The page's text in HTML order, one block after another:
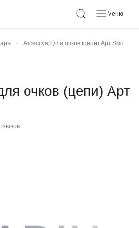
Меню
• Аксессуар для очков (цепи) Арт Sмс
очков (цепи) Арт